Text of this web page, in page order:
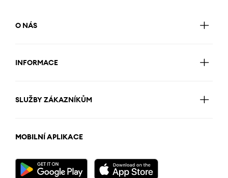
O NÁS
INFORMACE
SLUŽBY ZÁKAZNÍKŮM
MOBILNÍ APLIKACE